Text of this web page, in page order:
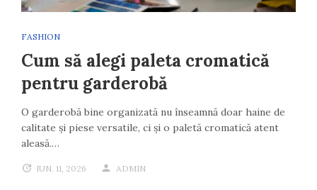
FASHION
Cum să alegi paleta cromatică
pentru garderobă
O garderobă bine organizată nu înseamnă doar haine de
calitate și piese versatile, ci și o paletă cromatică atent
aleasă.…
IUN. 11, 2026 ADMIN